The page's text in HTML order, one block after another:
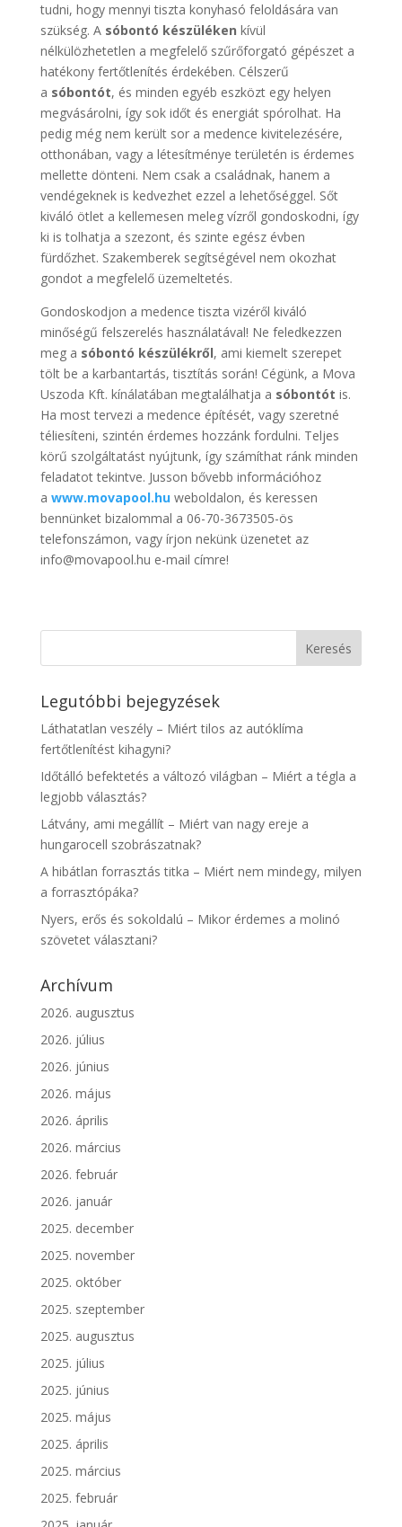
tudni, hogy mennyi tiszta konyhasó feloldására van
szükség. Asóbontó készüléken kívül
nélkülözhetetlen a megfelelő szűrőforgató gépészet a
hatékony fertőtlenítés érdekében. Célszerű
a sóbontót, és minden egyéb eszközt egy helyen
megvásárolni, így sok időt és energiát spórolhat. Ha
pedig még nem került sor a medence kivitelezésére,
otthonában, vagy a létesítménye területén is érdemes
mellette dönteni. Nem csak a családnak, hanem a
vendégeknek is kedvezhet ezzel a lehetőséggel. Sőt
kiváló ötlet a kellemesen meleg vízről gondoskodni, így
ki is tolhatja a szezont, és szinte egész évben
fürdőzhet. Szakemberek segítségével nem okozhat
gondot a megfelelő üzemeltetés.
Gondoskodjon a medence tiszta vizéről kiváló
minőségű felszerelés használatával! Ne feledkezzen
meg a sóbontó készülékről, ami kiemelt szerepet
tölt be a karbantartás, tisztítás során! Cégünk, a Mova
Uszoda Kft. kínálatában megtalálhatja a sóbontót is.
Ha most tervezi a medence építését, vagy szeretné
téliesíteni, szintén érdemes hozzánk fordulni. Teljes
körű szolgáltatást nyújtunk, így számíthat ránk minden
feladatot tekintve. Jusson bővebb információhoz
a www.movapool.huweboldalon, és keressen
bennünket bizalommal a 06-70-3673505-ös
telefonszámon, vagy írjon nekünk üzenetet az
info@movapool.hu e-mail címre!
Legutóbbi bejegyzések
Láthatatlan veszély – Miért tilos az autóklíma
fertőtlenítést kihagyni?
Időtálló befektetés a változó világban – Miért a tégla a
legjobb választás?
Látvány, ami megállít – Miért van nagy ereje a
hungarocell szobrászatnak?
A hibátlan forrasztás titka – Miért nem mindegy, milyen
a forrasztópáka?
Nyers, erős és sokoldalú – Mikor érdemes a molinó
szövetet választani?
Archívum
2026. augusztus
2026. július
2026. június
2026. május
2026. április
2026. március
2026. február
2026. január
2025. december
2025. november
2025. október
2025. szeptember
2025. augusztus
2025. július
2025. június
2025. május
2025. április
2025. március
2025. február